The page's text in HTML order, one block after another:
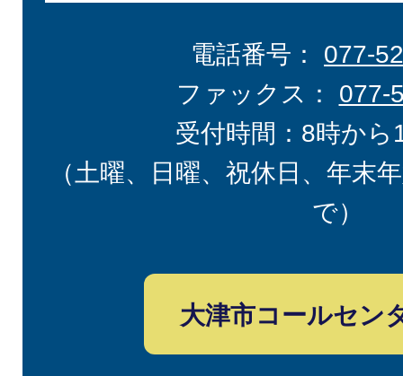
電話番号： 077-
ファックス： 077-
受付時間：8時から
（土曜、日曜、祝休日、年末
で）
大津市コールセン